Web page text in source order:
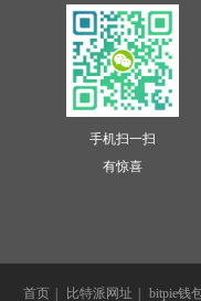
手机扫一扫
有惊喜
首页 | 比特派网址 | bitpie钱